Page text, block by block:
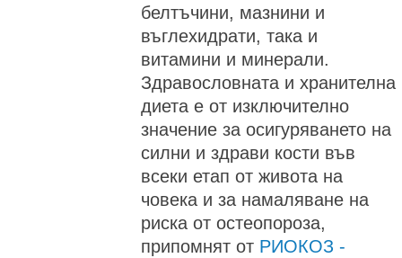
белтъчини, мазнини и
въглехидрати, така и
витамини и минерали.
Здравословната и хранителна
диета е от изключително
значение за осигуряването на
силни и здрави кости във
всеки етап от живота на
човека и за намаляване на
риска от остеопороза,
припомнят от РИОКОЗ -